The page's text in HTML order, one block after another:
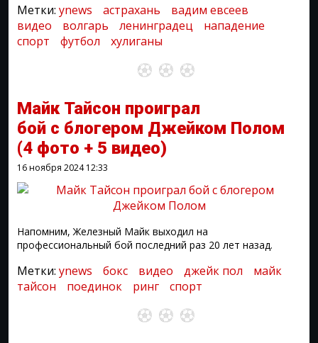
Метки: ynews астрахань
вадим евсеев
видео
волгарь ленинградец
нападение
спорт
футбол хулиганы
Майк Тайсон проиграл
бой с блогером Джейком Полом
(4 фото + 5 видео)
16 ноября 202412:33
Напомним, Железный Майк выходил на
профессиональный бой последний раз 20 лет назад.
Метки: ynews бокс видео джейк пол
майк
тайсон
поединок ринг спорт